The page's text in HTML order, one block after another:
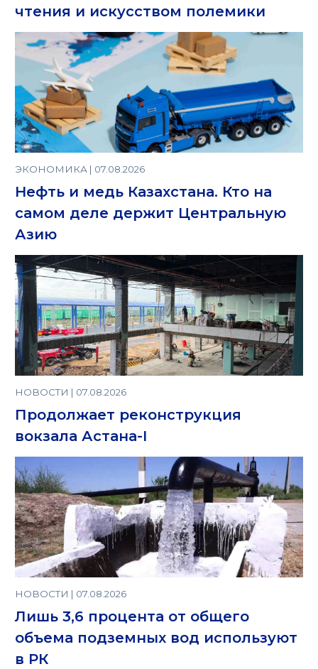
чтения и искусством полемики
ЭКОНОМИКА | 07.08.2026
Нефть и медь Казахстана. Кто на
самом деле держит Центральную
Азию
НОВОСТИ | 07.08.2026
Продолжает реконструкция
вокзала Астана-I
НОВОСТИ | 07.08.2026
Лишь 3,6 процента от общего
объема подземных вод используют
в РК